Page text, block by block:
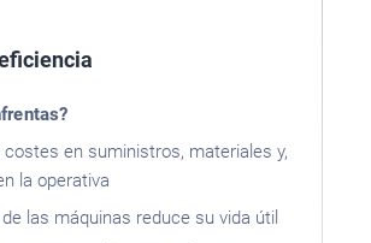
en suministros, materiales y,
la operativa
las máquinas reduce su vida útil